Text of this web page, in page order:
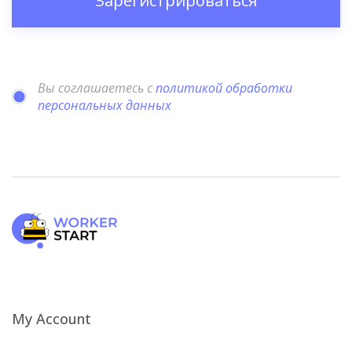
Вы соглашаетесь сполитикой обработки
персональных данных
My Account